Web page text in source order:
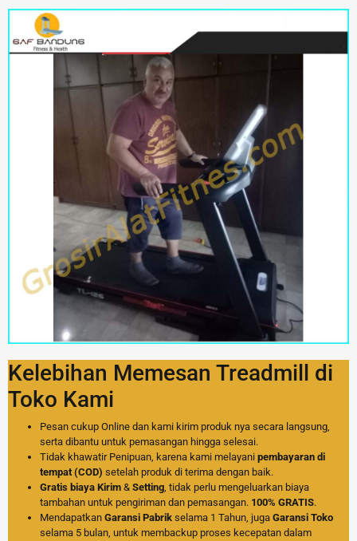
Kelebihan Memesan Treadmill di
Toko Kami
Pesan cukup Online dan kami kirim produk nya secara langsung,
serta dibantu untuk pemasangan hingga selesai.
Tidak khawatir Penipuan, karena kami melayani pembayaran di
tempat (COD) setelah produk di terima dengan baik.
Gratis biaya Kirim & Setting, tidak perlu mengeluarkan biaya
tambahan untuk pengiriman dan pemasangan. 100% GRATIS.
Mendapatkan Garansi Pabrik selama 1 Tahun, juga Garansi Toko
selama 5 bulan, untuk membackup proses kecepatan dalam